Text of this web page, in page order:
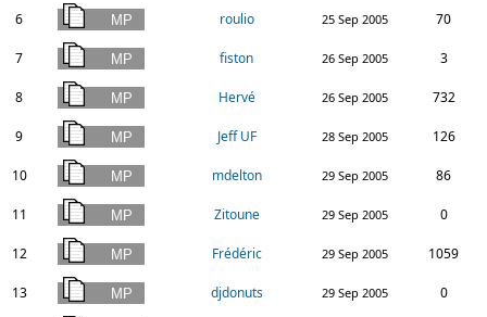
6 roulio 25 Sep 2005 70
7 fiston 26 Sep 2005 3
8 Hervé 26 Sep 2005 732
9 Jeff UF 28 Sep 2005 126
10 mdelton 29 Sep 2005 86
11 Zitoune 29 Sep 2005 0
12 Frédéric 29 Sep 2005 1059
13 djdonuts 29 Sep 2005 0